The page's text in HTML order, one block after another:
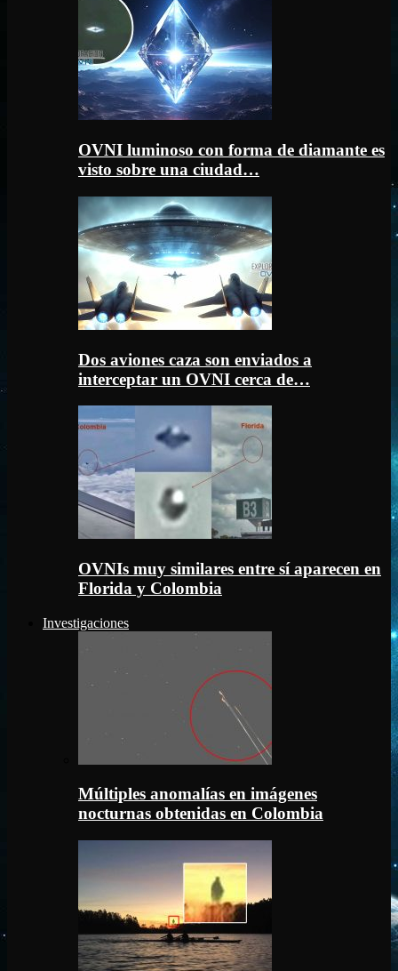
OVNI luminoso con forma de diamante es
visto sobre una ciudad…
Dos aviones caza son enviados a
interceptar un OVNI cerca de…
OVNIs muy similares entre sí aparecen en
Florida y Colombia
Investigaciones
Múltiples anomalías en imágenes
nocturnas obtenidas en Colombia